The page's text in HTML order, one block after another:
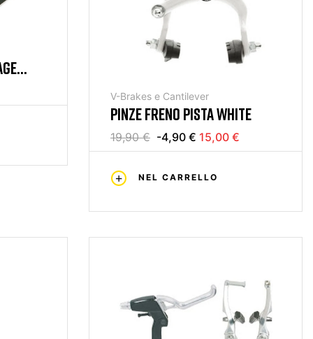
V-Brakes e Cantilever
PINZE FRENO PISTA WHITE
19,90 € -4,90 € 15,00 €
NEL CARRELLO